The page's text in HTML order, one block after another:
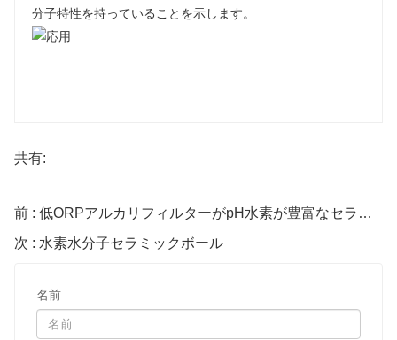
分子特性を持っていることを示します。
共有:
前 : 低ORPアルカリフィルターがpH水素が豊富なセラミックボールを強化する
次 : 水素水分子セラミックボール
名前